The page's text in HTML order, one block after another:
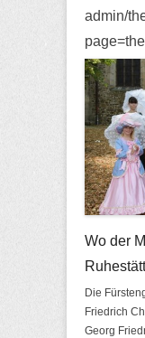
admin/
Wo der
Die
Friedrich
Georg